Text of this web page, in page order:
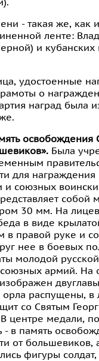
- такая же, как
ленте:
и
удостоенные
о
наград была
освобождения
Была
для
и союзных
собой
30 мм. На
в виде
в правой руке и
нее в боевых
молодой
армий. На
распущены, в
со Святым
центре медали,
- в память
от большевиков,
фигуры солдат,